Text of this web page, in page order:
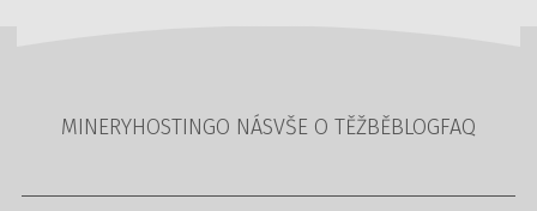
MINERYHOSTINGO NÁSVŠE O TĚŽBĚBLOGFAQ